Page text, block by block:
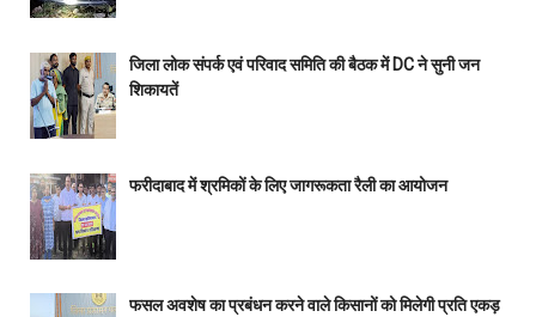
जिला लोक संपर्क एवं परिवाद समिति की बैठक में DC ने सुनी जन
शिकायतें
फरीदाबाद में श्रमिकों के लिए जागरूकता रैली का आयोजन
फसल अवशेष का प्रबंधन करने वाले किसानों को मिलेगी प्रति एकड़